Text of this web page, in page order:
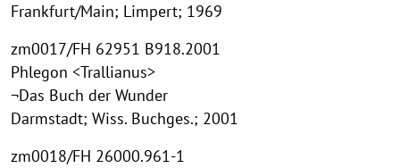
Frankfurt/Main; Limpert; 1969
zm0017/FH 62951 B918.2001
Phlegon <Trallianus>
¬Das Buch der Wunder
Darmstadt; Wiss. Buchges.; 2001
zm0018/FH 26000.961-1